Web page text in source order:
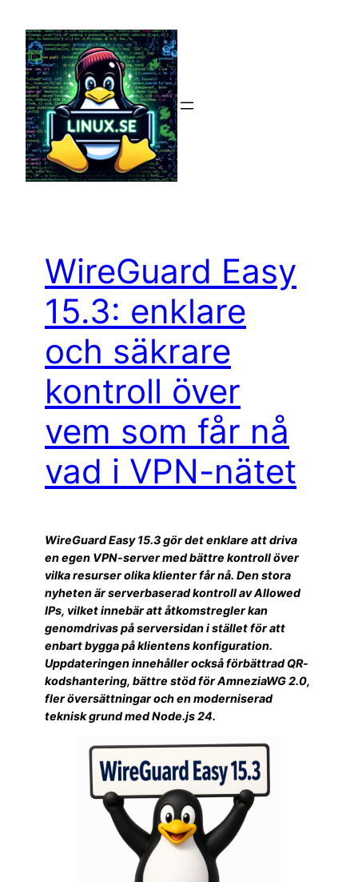
innehåll
WireGuard Easy
15.3: enklare
och säkrare
kontroll över
vem som får nå
vad i VPN-nätet
WireGuard Easy 15.3 gör det enklare att driva
en egen VPN-server med bättre kontroll över
vilka resurser olika klienter får nå. Den stora
nyheten är serverbaserad kontroll av Allowed
IPs, vilket innebär att åtkomstregler kan
genomdrivas på serversidan i stället för att
enbart bygga på klientens konfiguration.
Uppdateringen innehåller också förbättrad QR-
kodshantering, bättre stöd för AmneziaWG 2.0,
fler översättningar och en moderniserad
teknisk grund med Node.js 24.